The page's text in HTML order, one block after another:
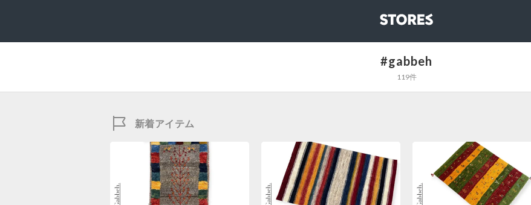
STORES
#gabbeh
119件
新着アイテム